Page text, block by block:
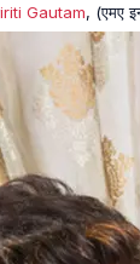
Gautam, (एमए